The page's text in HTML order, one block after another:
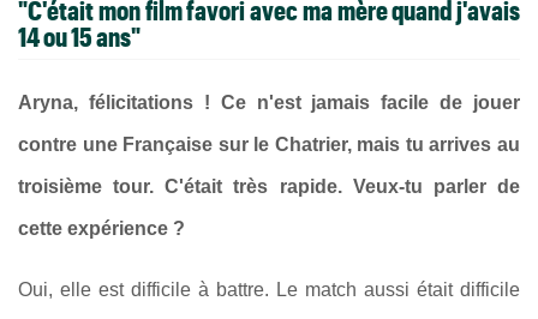
"C'était mon film favori avec ma mère quand j'avais
14 ou 15 ans"
Aryna, félicitations ! Ce n'est jamais facile de jouer
contre une Française sur le Chatrier, mais tu arrives au
troisième tour. C'était très rapide. Veux-tu parler de
cette expérience ?
Oui, elle est difficile à battre. Le match aussi était difficile